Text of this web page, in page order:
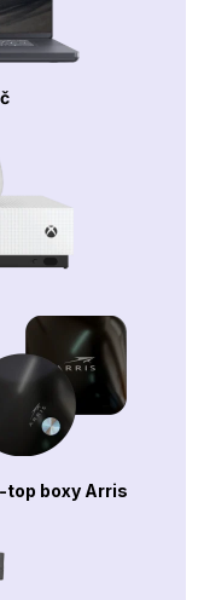
top boxy Arris